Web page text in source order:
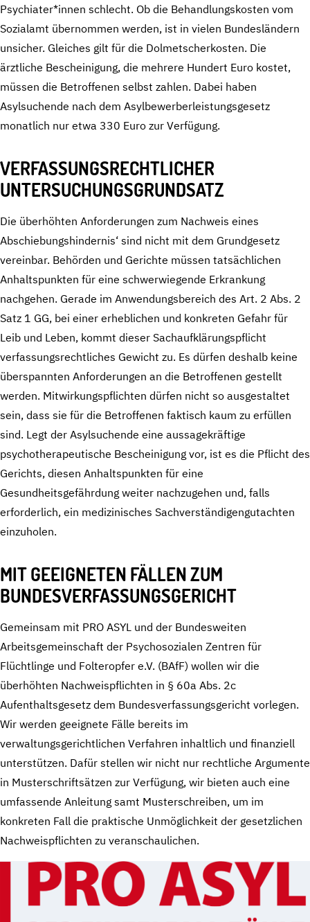
Psychiater*innen schlecht. Ob die Behandlungskosten vom
Sozialamt übernommen werden, ist in vielen Bundesländern
unsicher. Gleiches gilt für die Dolmetscherkosten. Die
ärztliche Bescheinigung, die mehrere Hundert Euro kostet,
müssen die Betroffenen selbst zahlen. Dabei haben
Asylsuchende nach dem Asylbewerberleistungsgesetz
monatlich nur etwa 330 Euro zur Verfügung.
VERFASSUNGSRECHTLICHER
UNTERSUCHUNGSGRUNDSATZ
Die überhöhten Anforderungen zum Nachweis eines
Abschiebungshindernis‘ sind nicht mit dem Grundgesetz
vereinbar. Behörden und Gerichte müssen tatsächlichen
Anhaltspunkten für eine schwerwiegende Erkrankung
nachgehen. Gerade im Anwendungsbereich des Art. 2 Abs. 2
Satz 1 GG, bei einer erheblichen und konkreten Gefahr für
Leib und Leben, kommt dieser Sachaufklärungspflicht
verfassungsrechtliches Gewicht zu. Es dürfen deshalb keine
überspannten Anforderungen an die Betroffenen gestellt
werden. Mitwirkungspflichten dürfen nicht so ausgestaltet
sein, dass sie für die Betroffenen faktisch kaum zu erfüllen
sind. Legt der Asylsuchende eine aussagekräftige
psychotherapeutische Bescheinigung vor, ist es die Pflicht des
Gerichts, diesen Anhaltspunkten für eine
Gesundheitsgefährdung weiter nachzugehen und, falls
erforderlich, ein medizinisches Sachverständigengutachten
einzuholen.
MIT GEEIGNETEN FÄLLEN ZUM
BUNDESVERFASSUNGSGERICHT
Gemeinsam mit PRO ASYL und der Bundesweiten
Arbeitsgemeinschaft der Psychosozialen Zentren für
Flüchtlinge und Folteropfer e.V. (BAfF) wollen wir die
überhöhten Nachweispflichten in § 60a Abs. 2c
Aufenthaltsgesetz dem Bundesverfassungsgericht vorlegen.
Wir werden geeignete Fälle bereits im
verwaltungsgerichtlichen Verfahren inhaltlich und finanziell
unterstützen. Dafür stellen wir nicht nur rechtliche Argumente
in Musterschriftsätzen zur Verfügung, wir bieten auch eine
umfassende Anleitung samt Musterschreiben, um im
konkreten Fall die praktische Unmöglichkeit der gesetzlichen
Nachweispflichten zu veranschaulichen.